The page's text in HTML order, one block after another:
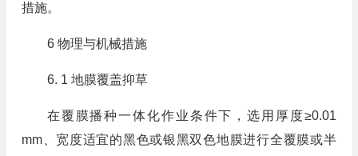
措施。
6 物理与机械措施
6. 1 地膜覆盖抑草
在覆膜播种一体化作业条件下，选用厚度≥0.01
mm、宽度适宜的黑色或银黑双色地膜进行全覆膜或半